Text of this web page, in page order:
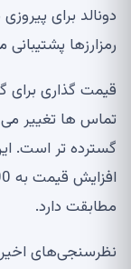
دونالد برای
رمزارزها پشتیبانی
قیمت گذاری برای
تماس ها تغییر می
گسترده تر است.
مطابقت دارد.
نظرسنجی‌های